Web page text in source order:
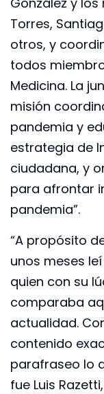
Torres,
otros, y
todos
Medicina. La
misión
pandemia y
estrategia de
ciudadana, y
para afrontar
pandemia”.
“A propósito
unos meses
quien con su
comparaba
actualidad.
contenido
parafraseo lo
fue Luis